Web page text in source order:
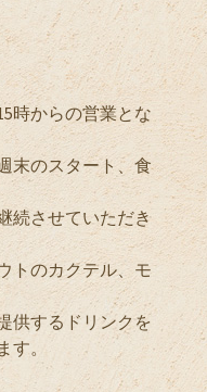
時からの営業とな
末のスタート、食
続させていただき
トのカクテル、モ
供するドリンクを
。